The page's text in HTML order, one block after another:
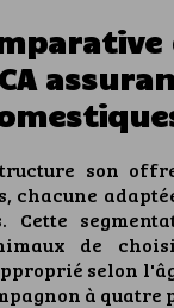
son
chacune
Cette
de
selon
à quatre